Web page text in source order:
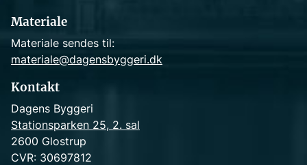
Materiale
Materiale sendes til:
materiale@dagensbyggeri.dk
Kontakt
Dagens Byggeri
Stationsparken 25, 2. sal
2600 Glostrup
CVR: 30697812